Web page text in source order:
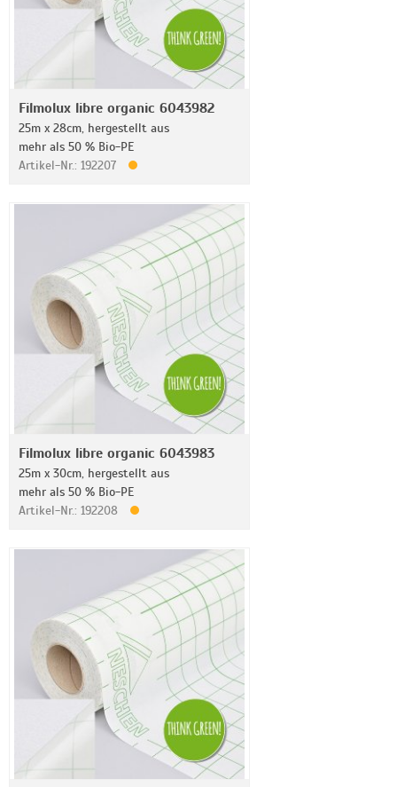
Filmolux libre organic 6043982
25m x 28cm, hergestellt aus
mehr als 50 % Bio-PE
Artikel-Nr.: 192207
Filmolux libre organic 6043983
25m x 30cm, hergestellt aus
mehr als 50 % Bio-PE
Artikel-Nr.: 192208